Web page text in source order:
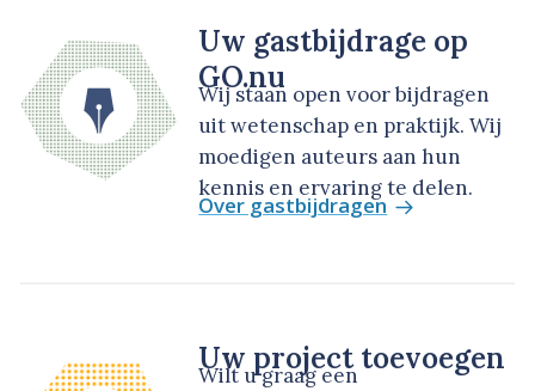
Uw gastbijdrage op
GO.nu
Wij staan open voor bijdragen
uit wetenschap en praktijk. Wij
moedigen auteurs aan hun
kennis en ervaring te delen.
Over gastbijdragen
Uw project toevoegen
Wilt u graag een